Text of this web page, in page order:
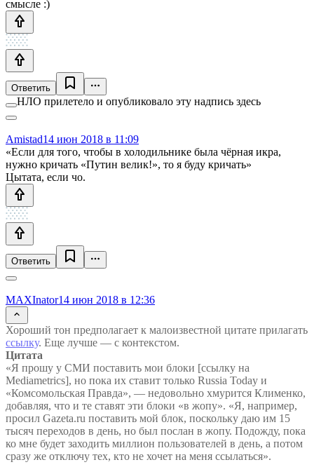
смысле :)
Ответить
НЛО прилетело и опубликовало эту надпись здесь
Amistad14 июн 2018 в 11:09
«Если для того, чтобы в холодильнике была чёрная икра,
нужно кричать «Путин велик!», то я буду кричать»
Цытата, если чо.
Ответить
MAXInator14 июн 2018 в 12:36
Хороший тон предполагает к малоизвестной цитате прилагать
ссылку. Еще лучше — с контекстом.
Цитата
«Я прошу у СМИ поставить мои блоки [ссылку на
Mediametrics], но пока их ставит только Russia Today и
«Комсомольская Правда», — недовольно хмурится Клименко,
добавляя, что и те ставят эти блоки «в жопу». «Я, например,
просил Gazeta.ru поставить мой блок, поскольку даю им 15
тысяч переходов в день, но был послан в жопу. Подожду, пока
ко мне будет заходить миллион пользователей в день, а потом
сразу же отключу тех, кто не хочет на меня ссылаться».